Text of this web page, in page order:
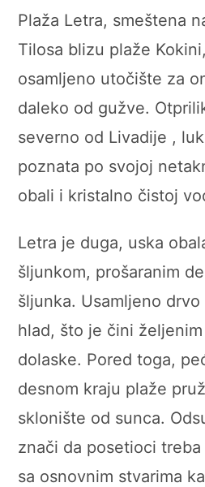
Plaža Letra, smeštena
Tilosa blizu plaže
osamljeno utočište za
daleko od gužve.
severno od Livadije ,
poznata po svojoj
obali i kristalno čistoj
Letra je duga, uska
šljunkom, prošaranim
šljunka. Usamljeno
hlad, što je čini
dolaske. Pored toga,
desnom kraju plaže
sklonište od sunca.
znači da posetioci
sa osnovnim stvarima